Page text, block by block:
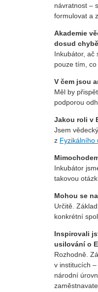
návratnost –
formulovat a
Akademie
dosud
Inkubátor, ač
pouze tím,
V čem jsou
Měl by
podporou
Jakou roli v
Jsem
z Fyzikálního
Inkubátor
takovou
Mohou se
Určitě.
konkrétní
Inspirovali
usilování o
Rozhodně.
v institucích
národní